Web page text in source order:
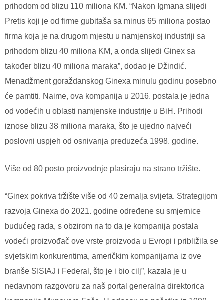
prihodom od blizu 110 miliona KM. “Nakon Igmana slijedi
Pretis koji je od firme gubitaša sa minus 65 miliona postao
firma koja je na drugom mjestu u namjenskoj industriji sa
prihodom blizu 40 miliona KM, a onda slijedi Ginex sa
također blizu 40 miliona maraka”, dodao je Džindić.
Menadžment goraždanskog Ginexa minulu godinu posebno
će pamtiti. Naime, ova kompanija u 2016. postala je jedna
od vodećih u oblasti namjenske industrije u BiH. Prihodi
iznose blizu 38 miliona maraka, što je ujedno najveći
poslovni uspjeh od osnivanja preduzeća 1998. godine.
Više od 80 posto proizvodnje plasiraju na strano tržište.
“Ginex pokriva tržište više od 40 zemalja svijeta. Strategijom
razvoja Ginexa do 2021. godine određene su smjernice
budućeg rada, s obzirom na to da je kompanija postala
vodeći proizvođač ove vrste proizvoda u Evropi i približila se
svjetskim konkurentima, američkim kompanijama iz ove
branše SISIAJ i Federal, što je i bio cilj”, kazala je u
nedavnom razgovoru za naš portal generalna direktorica